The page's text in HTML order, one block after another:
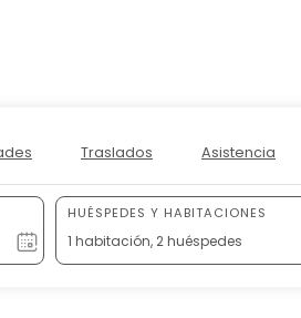
Traslados Asistencia
HUÉSPEDES Y HABITACIONES
1 habitación, 2 huéspedes